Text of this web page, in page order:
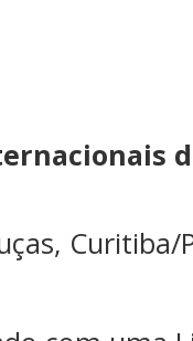
Curitiba/